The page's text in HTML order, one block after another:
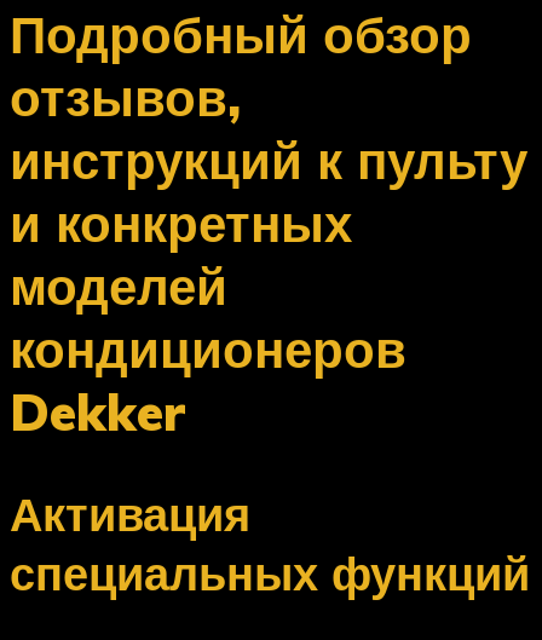
Меню
Подробный обзор
отзывов,
инструкций к пульту
и конкретных
моделей
кондиционеров
Dekker
Активация
специальных функций